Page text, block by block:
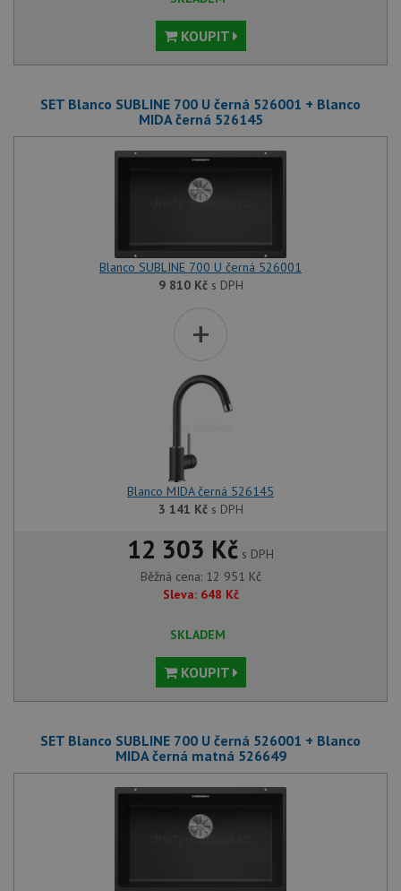
KOUPIT
SET Blanco SUBLINE 700 U černá 526001 + Blanco
MIDA černá 526145
Blanco SUBLINE 700 U černá 526001
9 810 Kčs DPH
+
Blanco MIDA černá 526145
3 141 Kčs DPH
12 303 Kč s DPH
Běžná cena: 12 951 Kč
Sleva: 648 Kč
SKLADEM
KOUPIT
SET Blanco SUBLINE 700 U černá 526001 + Blanco
MIDA černá matná 526649